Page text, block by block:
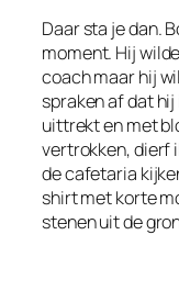
Daar sta je dan.
moment. Hij
coach maar hij
spraken af dat
uittrekt en met
vertrokken, dierf
de cafetaria
shirt met korte
stenen uit de